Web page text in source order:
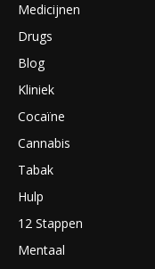
Medicijnen
Drugs
Blog
Kliniek
Cocaïne
Cannabis
Tabak
Hulp
12 Stappen
Mentaal